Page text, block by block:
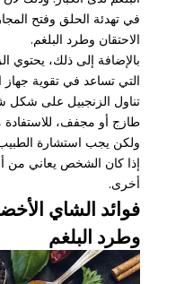
في تهدئة الحلق وفتح
الاحتقان وطرد البلغم.
بالإضافة إلى ذلك، يحتوي
التي تساعد في تقوية جهاز
تناول الزنجبيل على شكل
طازج أو مجفف،
ولكن يجب استشارة
إذا كان الشخص يعاني من
أخرى.
فوائد الشاي
وطرد البلغم